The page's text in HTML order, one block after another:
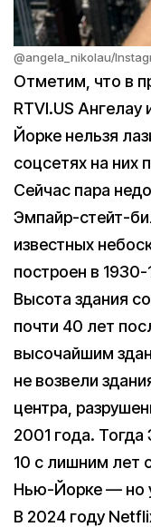
@angela_nikolau/
Отметим, что в
RTVI.US Ангелау
Йорке нельзя
соцсетях на них
Сейчас пара
Эмпайр-стейт-
известных
построен в 1930-
Высота здания
почти 40 лет
высочайшим
не возвели
центра,
2001 года.
10 с лишним лет
Нью-Йорке — но
В 2024 году